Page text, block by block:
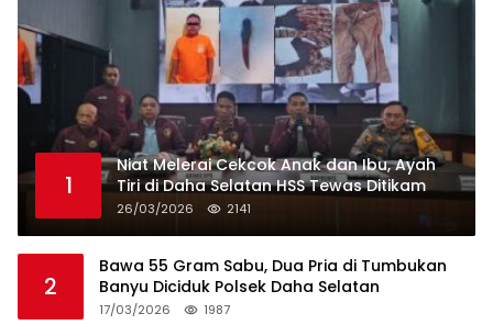
1
Niat Melerai Cekcok Anak dan Ibu, Ayah
Tiri di Daha Selatan HSS Tewas Ditikam
26/03/2026 2141
2
Bawa 55 Gram Sabu, Dua Pria di Tumbukan
Banyu Diciduk Polsek Daha Selatan
17/03/2026 1987